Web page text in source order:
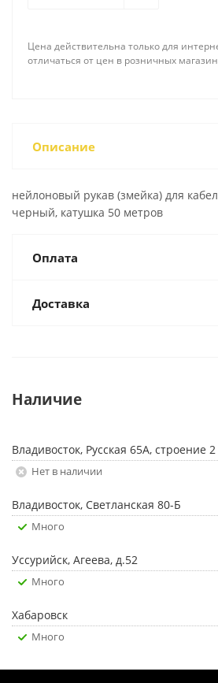
Цена действительна только для
отличаться от цен в розничных
Описание
нейлоновый рукав (змейка) для
черный, катушка 50 метров
Оплата
Доставка
Наличие
Владивосток, Русская 65А, строение 2
Нет в наличии
Владивосток, Светланская 80-Б
Много
Уссурийск, Агеева, д.52
Много
Хабаровск
Много